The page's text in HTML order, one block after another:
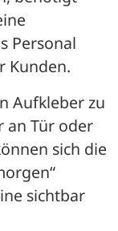
Personal
Kunden.
Aufkleber zu
an Tür oder
sich die
sichtbar